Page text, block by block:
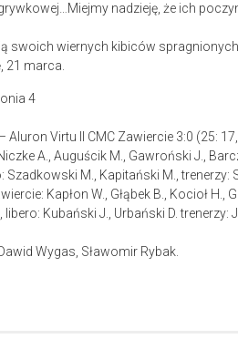
nadzieję, że ich
swoich wiernych kibiców
21 marca.
Aluron Virtu II CMC Zawiercie 3:0 (25:
A., Auguścik M., Gawroński J.,
Szadkowski M., Kapitański M., trenerzy:
Kapłon W., Głąbek B., Kocioł H.,
Kubański J., Urbański D. trenerzy:
Wygas, Sławomir Rybak.